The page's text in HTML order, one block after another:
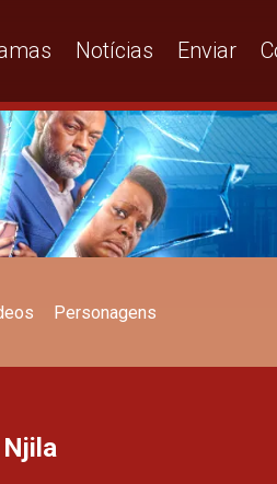
Notícias Enviar
Personagens